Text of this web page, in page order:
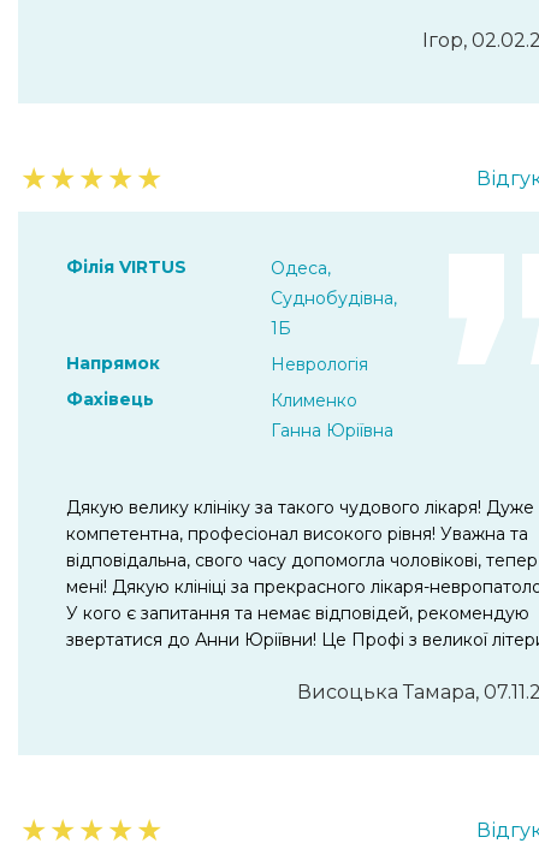
Ігор,
★★★★★
Філія VIRTUS
Одеса,
Суднобудівна,
1Б
Напрямок
Неврологія
Фахівець
Клименко
Ганна Юріївна
Дякую велику клініку за такого чудового лікаря! Дуже
компетентна, професіонал високого рівня! Уважна та
відповідальна, свого часу допомогла чоловікові, тепер
мені! Дякую клініці за прекрасного лікаря-
У кого є запитання та немає відповідей, рекомендую
звертатися до Анни Юріївни! Це Профі з великої
Висоцька Тамара,
★★★★★